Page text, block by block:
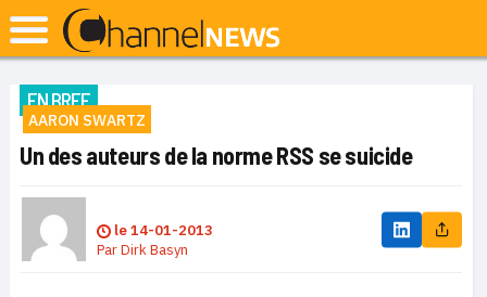
EN BREF
AARON SWARTZ
Un des auteurs de la norme RSS se suicide
le14-01-2013
ParDirk Basyn